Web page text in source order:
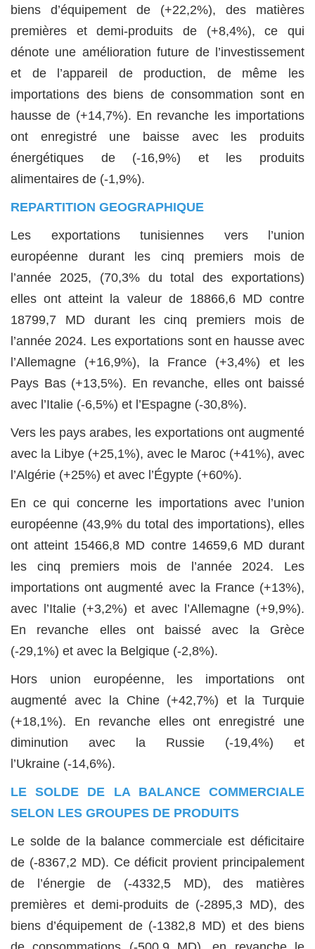
biens d’équipement de (+22,2%), des matières
premières et demi-produits de (+8,4%), ce qui
dénote une amélioration future de l’investissement
et de l’appareil de production, de même les
importations des biens de consommation sont en
hausse de (+14,7%). En revanche les importations
ont enregistré une baisse avec les produits
énergétiques de (-16,9%) et les produits
alimentaires de (-1,9%).
REPARTITION GEOGRAPHIQUE
Les exportations tunisiennes vers l’union
européenne durant les cinq premiers mois de
l’année 2025, (70,3% du total des exportations)
elles ont atteint la valeur de 18866,6 MD contre
18799,7 MD durant les cinq premiers mois de
l’année 2024. Les exportations sont en hausse avec
l’Allemagne (+16,9%), la France (+3,4%) et les
Pays Bas (+13,5%). En revanche, elles ont baissé
avec l’Italie (-6,5%) et l’Espagne (-30,8%).
Vers les pays arabes, les exportations ont augmenté
avec la Libye (+25,1%), avec le Maroc (+41%), avec
l’Algérie (+25%) et avec l’Égypte (+60%).
En ce qui concerne les importations avec l’union
européenne (43,9% du total des importations), elles
ont atteint 15466,8 MD contre 14659,6 MD durant
les cinq premiers mois de l’année 2024. Les
importations ont augmenté avec la France (+13%),
avec l’Italie (+3,2%) et avec l’Allemagne (+9,9%).
En revanche elles ont baissé avec la Grèce
(-29,1%) et avec la Belgique (-2,8%).
Hors union européenne, les importations ont
augmenté avec la Chine (+42,7%) et la Turquie
(+18,1%). En revanche elles ont enregistré une
diminution avec la Russie (-19,4%) et
l’Ukraine (-14,6%).
LE SOLDE DE LA BALANCE COMMERCIALE
SELON LES GROUPES DE PRODUITS
Le solde de la balance commerciale est déficitaire
de (-8367,2 MD). Ce déficit provient principalement
de l’énergie de (-4332,5 MD), des matières
premières et demi-produits de (-2895,3 MD), des
biens d’équipement de (-1382,8 MD) et des biens